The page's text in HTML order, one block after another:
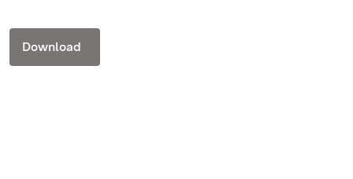
Download